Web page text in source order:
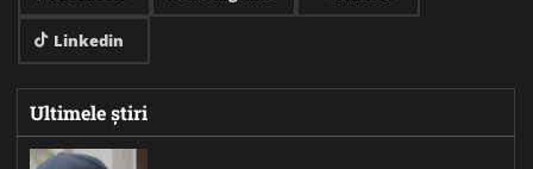
Linkedin
Ultimele știri